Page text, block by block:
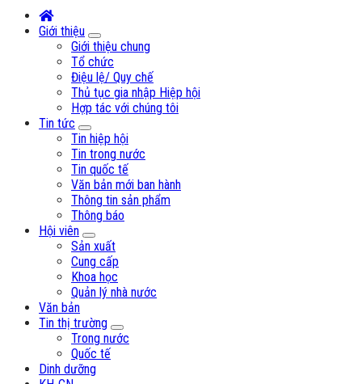
Giới thiệu
Giới thiệu chung
Tổ chức
Điệu lệ/ Quy chế
Thủ tục gia nhập Hiệp hội
Hợp tác với chúng tôi
Tin tức
Tin hiệp hội
Tin trong nước
Tin quốc tế
Văn bản mới ban hành
Thông tin sản phẩm
Thông báo
Hội viên
Sản xuất
Cung cấp
Khoa học
Quản lý nhà nước
Văn bản
Tin thị trường
Trong nước
Quốc tế
Dinh dưỡng